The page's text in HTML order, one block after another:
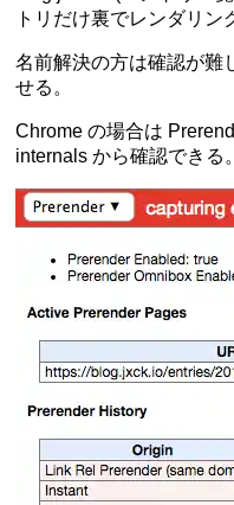
トリだけ裏でレンダリン
名前解決の方は確認が難
せる。
Chrome の場合は
internals から確認できる。